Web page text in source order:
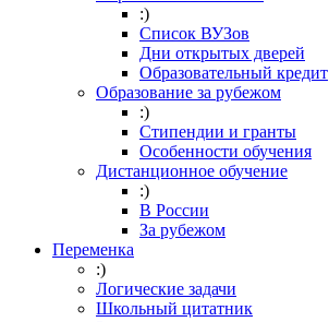
:)
Список ВУЗов
Дни открытых дверей
Образовательный кредит
Образование за рубежом
:)
Стипендии и гранты
Особенности обучения
Дистанционное обучение
:)
В России
За рубежом
Переменка
:)
Логические задачи
Школьный цитатник